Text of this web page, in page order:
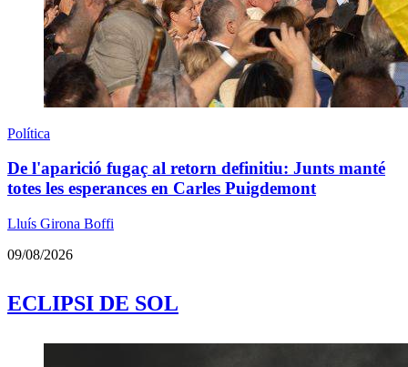
Política
De l'aparició fugaç al retorn definitiu: Junts manté
totes les esperances en Carles Puigdemont
Lluís Girona Boffi
09/08/2026
ECLIPSI DE SOL